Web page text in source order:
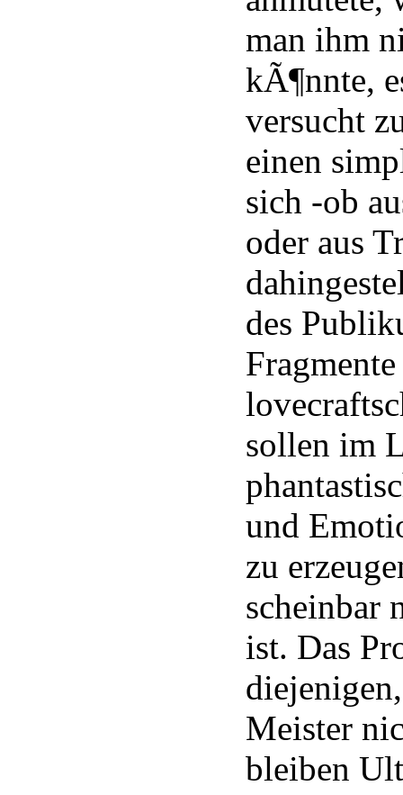
man ihm
kÃ¶nnte,
versucht
einen
sich -ob
oder aus
des
sollen im
und
zu
scheinbar
ist. Das
Meister
bleiben